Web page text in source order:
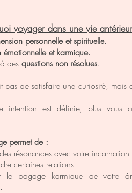
voyager dans une vie
personnelle et spirituelle.
émotionnelle et karmique.
des questions non résolues.
pas de satisfaire une curiosité,
intention est définie, plus vous
permet de :
résonances avec votre incarnation
certaines relations.
le bagage karmique de votre